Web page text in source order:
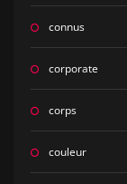
connus
corporate
corps
couleur